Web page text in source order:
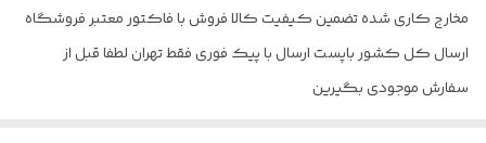
مخارج کاری شده تضمین کیفیت کالا فروش با فاکتور معتبر فروشگاه
ارسال کل کشور باپست ارسال با پیک فوری فقط تهران لطفا قبل از
سفارش موجودی بگیرین